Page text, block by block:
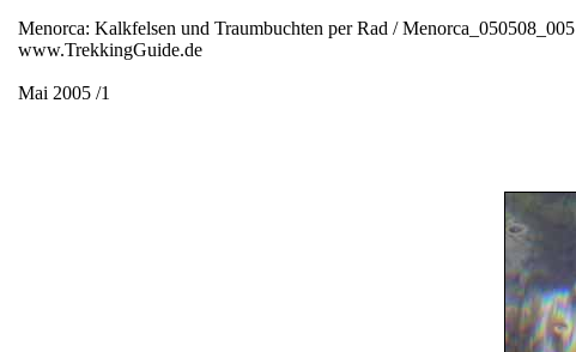
Menorca: Kalkfelsen und Traumbuchten per Rad / Menorca_050508_005
www.TrekkingGuide.de
Mai 2005 /1